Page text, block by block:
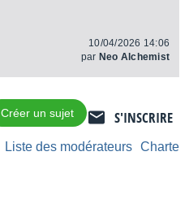
10/04/2026 14:06
par Neo Alchemist
S'INSCRIRE
Créer un sujet
Charte
Liste des modérateurs